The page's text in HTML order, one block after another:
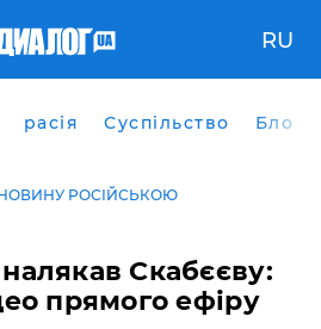
RU
расія Суспільство Блоги
РОСІЙСЬКОЮ
Скабєєву:
прямого ефіру